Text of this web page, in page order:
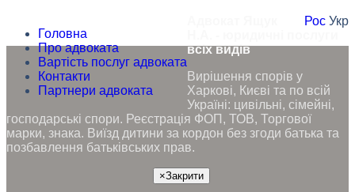
Головна
Про адвоката
Вартість послуг адвоката
Контакти
Партнери адвоката
Рос Укр
всіх видів
Вирішення спорів у
Харкові, Києві та по всій
Україні: цивільні, сімейні,
господарські спори. Реєстрація ФОП, ТОВ, Торгової
марки, знака. Виїзд дитини за кордон без згоди батька та
позбавлення батьківських прав.
×Закрити